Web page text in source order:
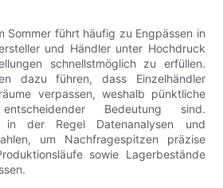
Sommer führt häufig zu Engpässen in
und Händler unter Hochdruck
schnellstmöglich zu erfüllen.
dazu führen, dass Einzelhändler
verpassen, weshalb pünktliche
Bedeutung sind.
in der Regel Datenanalysen und
um Nachfragespitzen präzise
sowie Lagerbestände